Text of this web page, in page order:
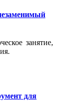
занятие,
для